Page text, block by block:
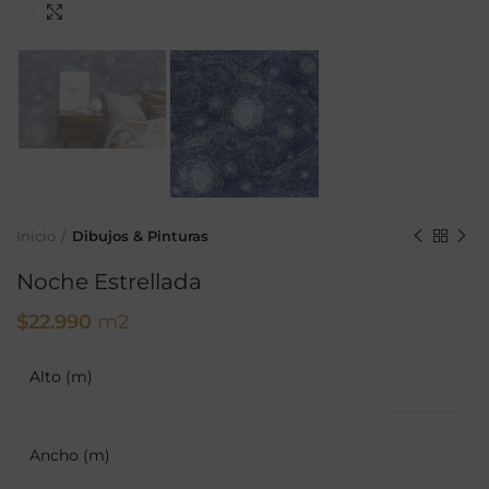
Inicio Dibujos & Pinturas
Noche Estrellada
$22.990 m2
Alto (m)
Ancho (m)